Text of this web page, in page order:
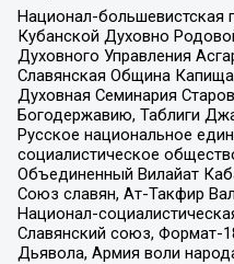
Национал-большевистская
Кубанской Духовно
Духовного Управления
Славянская Община
Духовная Семинария
Богодержавию, Таблиги
Русское национальное
социалистическое
Объединенный Вилайат
Союз славян, Ат-Такфир
Национал-
Славянский союз, Формат-
Дьявола, Армия воли